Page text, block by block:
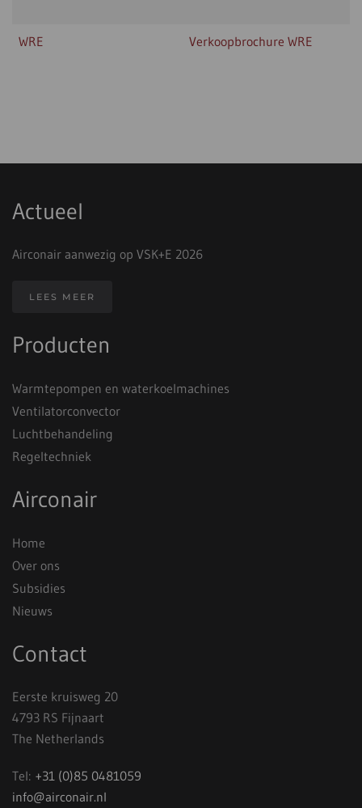
WRE Verkoopbrochure WRE
Actueel
Airconair aanwezig op VSK+E 2026
LEES MEER
Producten
Warmtepompen en waterkoelmachines
Ventilatorconvector
Luchtbehandeling
Regeltechniek
Airconair
Home
Over ons
Subsidies
Nieuws
Contact
Eerste kruisweg 20
4793 RS Fijnaart
The Netherlands
Tel: +31 (0)85 0481059
info@airconair.nl